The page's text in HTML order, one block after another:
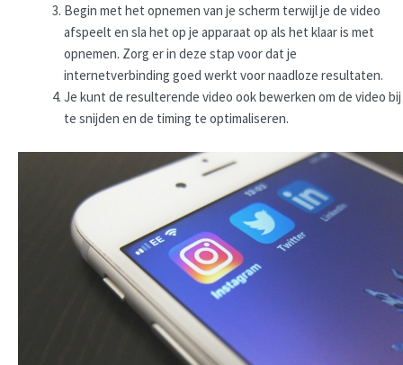
Begin met het opnemen van je scherm terwijl je de video
afspeelt en sla het op je apparaat op als het klaar is met
opnemen. Zorg er in deze stap voor dat je
internetverbinding goed werkt voor naadloze resultaten.
Je kunt de resulterende video ook bewerken om de video bij
te snijden en de timing te optimaliseren.